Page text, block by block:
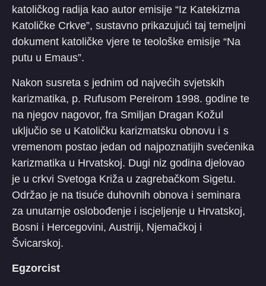
katoličkog radija kao autor emisije “Iz Katekizma
Katoličke Crkve”, sustavno prikazujući taj temeljni
dokument katoličke vjere te teološke emisije “Na
putu u Emaus”.
Nakon susreta s jednim od najvećih svjetskih
karizmatika, p. Rufusom Pereirom 1998. godine te
na njegov nagovor, fra Smiljan Dragan Kožul
uključio se u Katoličku karizmatsku obnovu i s
vremenom postao jedan od najpoznatijih svećenika
karizmatika u Hrvatskoj. Dugi niz godina djelovao
je u crkvi Svetoga Križa u zagrebačkom Sigetu.
Održao je na tisuće duhovnih obnova i seminara
za unutarnje oslobođenje i iscjeljenje u Hrvatskoj,
Bosni i Hercegovini, Austriji, Njemačkoj i
Švicarskoj.
Egzorcist